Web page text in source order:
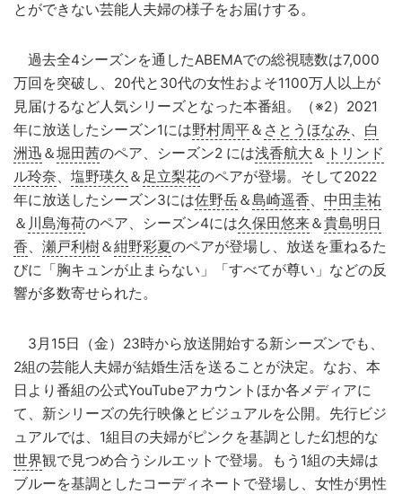
とができない芸能人夫婦の様子をお届けする。
過去全4シーズンを通したABEMAでの総視聴数は7,000
万回を突破し、20代と30代の女性およそ1100万人以上が
見届けるなど人気シリーズとなった本番組。（※2）2021
年に放送したシーズン1には野村周平＆ さとうほなみ、 白
洲迅 ＆堀田茜のペア、シーズン2 には浅香航大 ＆ トリンド
ル玲奈、 塩野瑛久 ＆ 足立梨花のペアが登場。そして2022
年に放送したシーズン3には佐野岳＆島崎遥香、 中田圭祐
＆ 川島海荷のペア、シーズン4には久保田悠来＆貴島明日
香、 瀬戸利樹＆紺野彩夏のペアが登場し、放送を重ねるた
びに「胸キュンが止まらない」「すべてが尊い」などの反
響が多数寄せられた。
3月15日（金）23時から放送開始する新シーズンでも、
2組の芸能人夫婦が結婚生活を送ることが決定。なお、本
日より番組の公式YouTubeアカウントほか各メディアに
て、新シリーズの先行映像とビジュアルを公開。先行ビジ
ュアルでは、1組目の夫婦がピンクを基調とした幻想的な
世界観で見つめ合うシルエットで登場。もう1組の夫婦は
ブルーを基調としたコーディネートで登場し、女性が男性